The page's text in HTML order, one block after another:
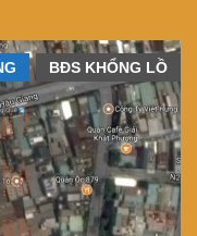
BĐS KHỔNG LỒ